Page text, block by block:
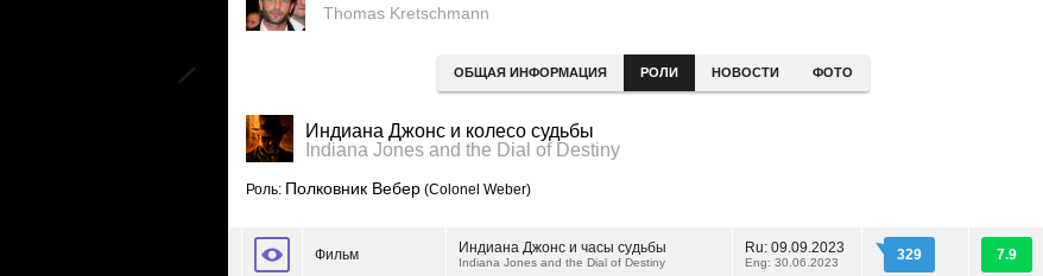
Thomas Kretschmann
ОБЩАЯ ИНФОРМАЦИЯ РОЛИ НОВОСТИ ФОТО
Индиана Джонс и колесо судьбы
Indiana Jones and the Dial of Destiny
Роль: Полковник Вебер (Colonel Weber)
Фильм Индиана Джонс и часы судьбы
Indiana Jones and the Dial of Destiny
Ru: 09.09.2023
Eng: 30.06.2023 329 7.9